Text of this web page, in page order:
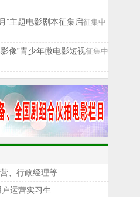
”主题电影剧本征集启征集中
像”青少年微电影短视征集中
、行政经理等
运营实习生